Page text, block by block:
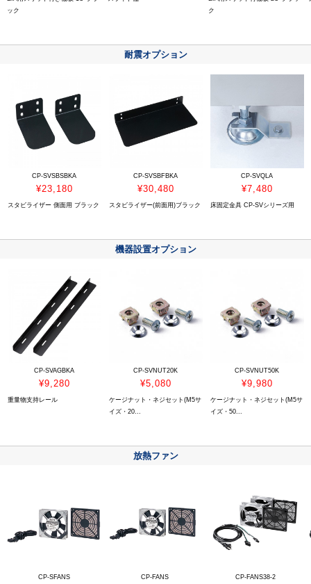
ック
ク
耐震オプション
CP-SVSBSBKA
¥23,180
スタビライザー 側面用 ブラック
CP-SVSBFBKA
¥30,480
スタビライザー(前面用)ブラック
CP-SVQLA
¥7,480
床固定金具 CP-SVシリーズ用
機器設置オプション
CP-SVAGBKA
¥9,280
重量物支持レール
CP-SVNUT20K
¥5,080
ケージナット・ネジセット(M5サ
イズ・20...
CP-SVNUT50K
¥9,980
ケージナット・ネジセット(M5サ
イズ・50...
放熱ファン
CP-SFANS CP-FANS CP-FANS38-2